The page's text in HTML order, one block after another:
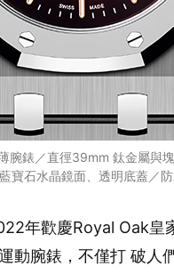
腕錶／直徑39mm 鈦金屬與
寶石水晶鏡面、透明底蓋
年歡慶Royal Oak皇
動腕錶，不僅打 破人